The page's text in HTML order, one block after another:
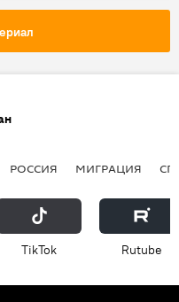
РОССИЯ МИГРАЦИЯ
ТikТоk Rutube